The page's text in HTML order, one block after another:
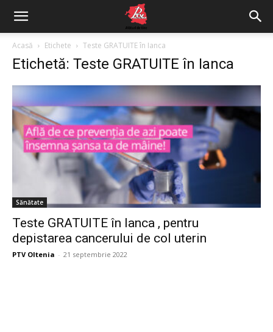
Acasă Etichete Teste GRATUITE în Ianca
Etichetă: Teste GRATUITE în Ianca
Sănătate
Teste GRATUITE în Ianca , pentru
depistarea cancerului de col uterin
PTV Oltenia - 21 septembrie 2022